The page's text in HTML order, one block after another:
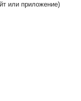
или приложение)